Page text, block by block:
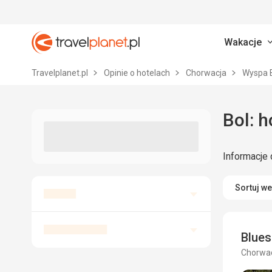
Travelplanet.pl
Wakacje
Travelplanet.pl Opinie o hotelach Chorwacja Wyspa
Sortuj